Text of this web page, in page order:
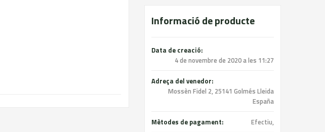
Informació de producte
Data de creació:
4 de novembre de 2020 a les 11:27
Adreça del venedor:
Mossèn Fidel 2, 25141 Golmés Lleida
España
Mètodes de pagament: Efectiu,